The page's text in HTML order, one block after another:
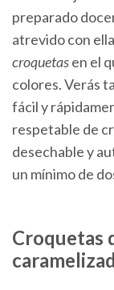
preparado
atrevido con
croquetasen el
colores. Verás
fácil y
respetable de
desechable y
un mínimo de
Croquetas